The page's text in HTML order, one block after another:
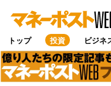
トップ 投資 ビジネ